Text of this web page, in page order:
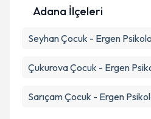
Metni'ni okudum ve
Adana İlçeleri
SeyhanÇocuk - Ergen
ÇukurovaÇocuk - Ergen
SarıçamÇocuk - Ergen